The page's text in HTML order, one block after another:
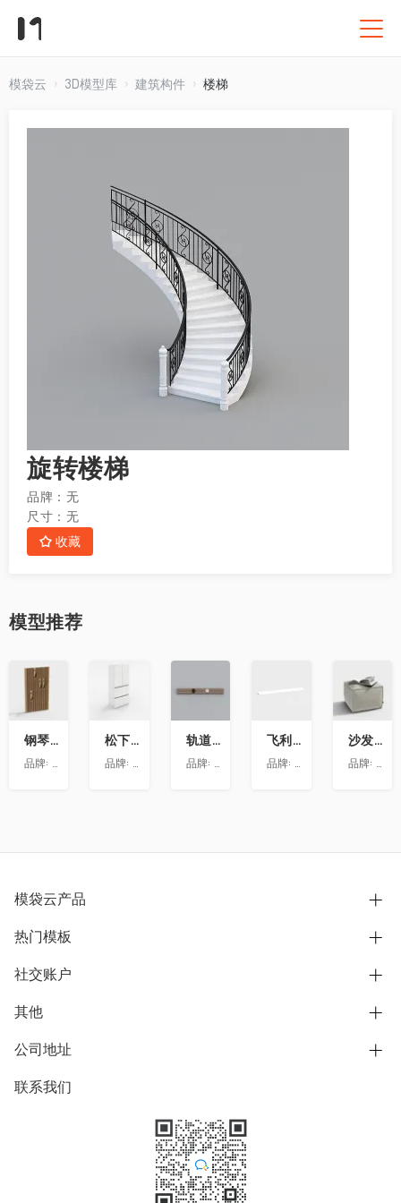
模袋云 3D模型库 建筑构件 楼梯
旋转楼梯
品牌： 无
尺寸： 无
收藏
模型推荐
钢琴键挂衣架9
品牌:
澳华装饰
藏
松下喜马拉雅 600L冰箱大溪地
品牌:
松下
藏
轨道插座9
品牌:
依百纳定制家具 全新VR上线 让您提前
飞利浦LS160灯带-低压灯带-100mm
品牌:
昕诺飞
收
藏
沙发凳坐墩
品牌:
澳华
模袋云产品
别墅设计营销
模型协同展示分享
别墅社区
别墅模板
热门模板
欧式别墅
中式别墅
日式别墅
社交账户
B站
抖音
微信公众号
其他
用户服务协议
隐私政策
公司地址
上海市浦东新区东方路1215-1217号
联系我们